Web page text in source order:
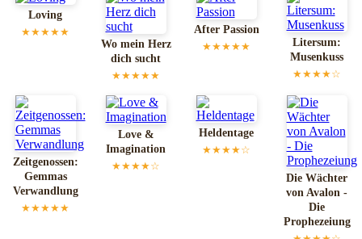
Loving
★★★★★
Wo mein Herz
dich sucht
★★★★★
After Passion
★★★★★
Litersum:
Musenkuss
★★★★☆
Zeitgenossen:
Gemmas
Verwandlung
★★★★★
Love &
Imagination
★★★★☆
Heldentage
★★★★☆
Die Wächter
von Avalon -
Die
Prophezeiung